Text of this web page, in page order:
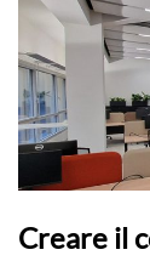
Creare il